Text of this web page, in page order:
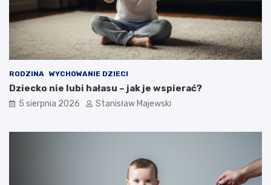
RODZINA WYCHOWANIE DZIECI
Dziecko nie lubi hałasu – jak je wspierać?
5 sierpnia 2026 Stanisław Majewski